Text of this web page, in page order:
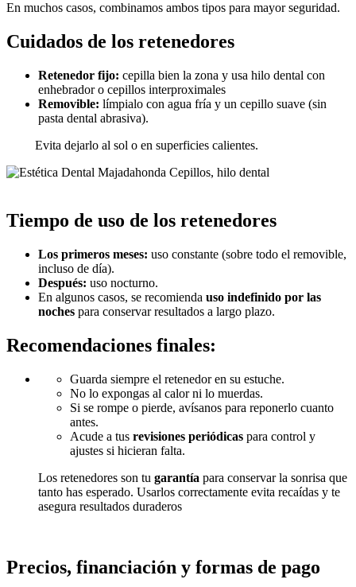
En muchos casos, combinamos ambos tipos para mayor seguridad.
Cuidados de los retenedores
Retenedor fijo: cepilla bien la zona y usa hilo dental con
enhebrador o cepillos interproximales
Removible: límpialo con agua fría y un cepillo suave (sin
pasta dental abrasiva).
Evita dejarlo al sol o en superficies calientes.
Tiempo de uso de los retenedores
Los primeros meses: uso constante (sobre todo el removible,
incluso de día).
Después: uso nocturno.
En algunos casos, se recomienda uso indefinido por las
noches para conservar resultados a largo plazo.
Recomendaciones finales:
Guarda siempre el retenedor en su estuche.
No lo expongas al calor ni lo muerdas.
Si se rompe o pierde, avísanos para reponerlo cuanto
antes.
Acude a tus revisiones periódicas para control y
ajustes si hicieran falta.
Los retenedores son tu garantía para conservar la sonrisa que
tanto has esperado. Usarlos correctamente evita recaídas y te
asegura resultados duraderos
Precios, financiación y formas de pago